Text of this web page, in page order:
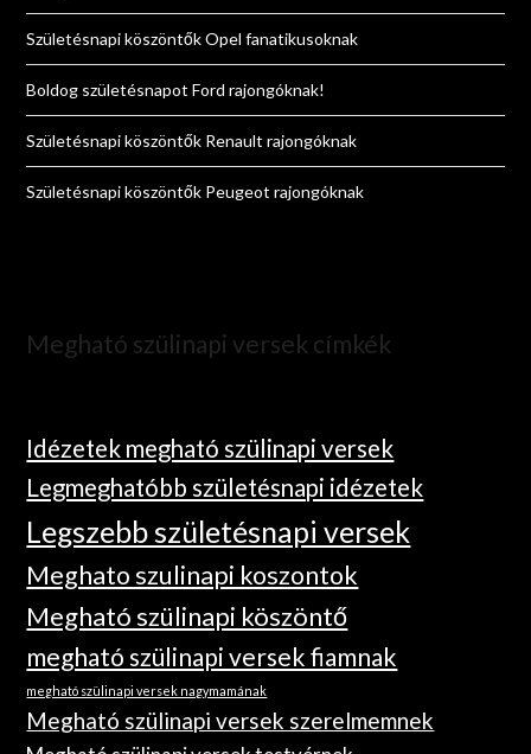
Születésnapi köszöntők Opel fanatikusoknak
Boldog születésnapot Ford rajongóknak!
Születésnapi köszöntők Renault rajongóknak
Születésnapi köszöntők Peugeot rajongóknak
Megható szülinapi versek címkék
Idézetek megható szülinapi versek
Legmeghatóbb születésnapi idézetek
Legszebb születésnapi versek
Meghato szulinapi koszontok
Megható szülinapi köszöntő
megható szülinapi versek fiamnak
megható szülinapi versek nagymamának
Megható szülinapi versek szerelmemnek